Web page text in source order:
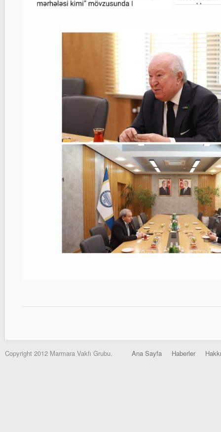
Copyright 2012 Marmara Vakfı Grubu. Ana Sayfa Haberler